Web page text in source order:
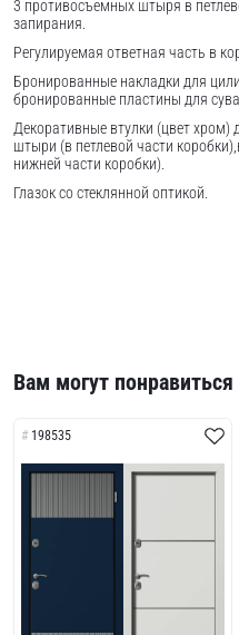
3 противосъемных штыря в
запирания.
Регулируемая ответная часть в
Бронированные накладки для
бронированные пластины для
Декоративные втулки (цвет
штыри (в петлевой части
нижней части коробки).
Глазок со стеклянной оптикой.
Вам могут понравиться
198535